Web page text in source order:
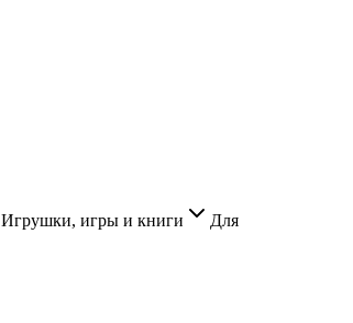
Игрушки, игры и книги
Для